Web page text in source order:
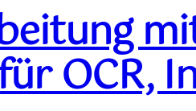
OCR,